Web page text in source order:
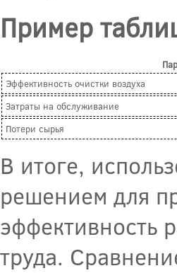
Пример
Эффективность очистки воздуха
Затраты на обслуживание
Потери сырья
В итоге,
решением для
эффективность
труда.